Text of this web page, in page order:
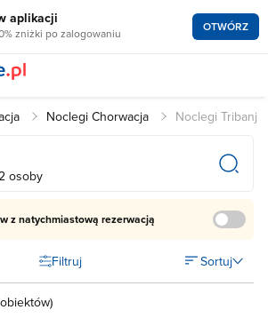
aplikacji
zniżki po zalogowaniu OTWÓRZ
Noclegi Chorwacja Noclegi Tribanj
osoby
z natychmiastową rezerwacją
Filtruj Sortuj
)